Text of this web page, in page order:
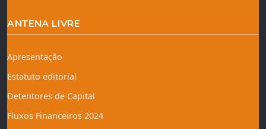
ANTENA LIVRE
Apresentação
Estatuto editorial
Detentores de Capital
Fluxos Financeiros 2024